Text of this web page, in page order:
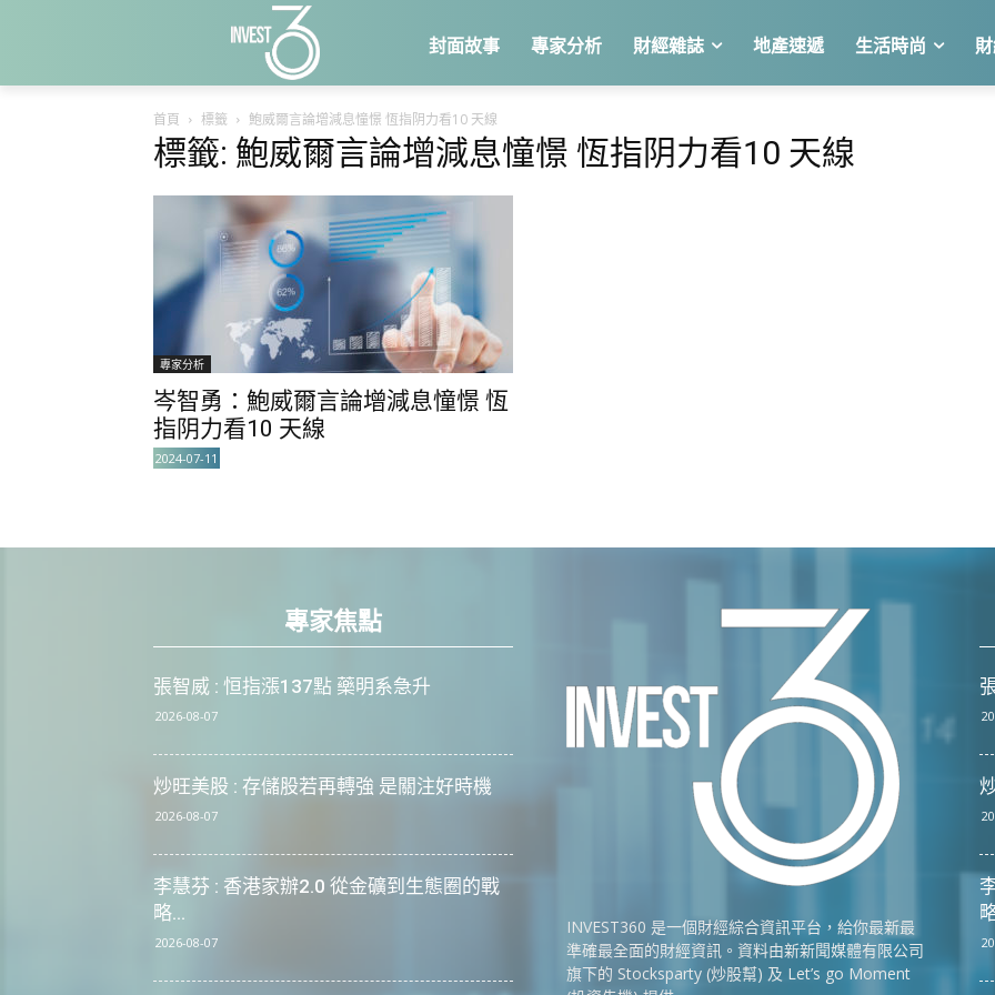
封面故事 專家分析 財經雜誌 地產速遞 生活時尚
首頁 標籤 鮑威爾言論增減息憧憬 恆指阴力看10 天線
標籤: 鮑威爾言論增減息憧憬 恆指阴力看10 天線
專家分析
岑智勇：鮑威爾言論增減息憧憬 恆
指阴力看10 天線
2024-07-11
專家焦點
張智威 : 恒指漲137點 藥明系急升
2026-08-07
炒旺美股 : 存儲股若再轉強 是關注好時機
2026-08-07
李慧芬 : 香港家辦2.0 從金礦到生態圈的戰
略...
2026-08-07
INVEST360 是一個財經綜合資訊平台，給你最新最
準確最全面的財經資訊。資料由新新聞媒體有限公司
旗下的 Stocksparty (炒股幫) 及 Let’s go Moment